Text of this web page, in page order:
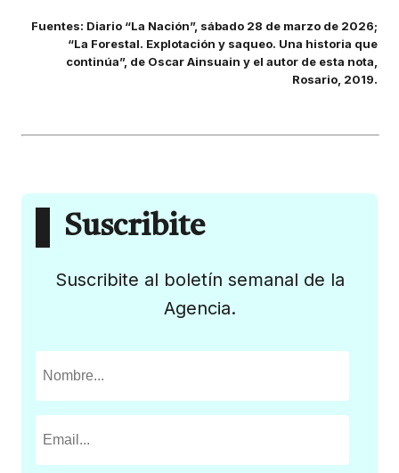
Fuentes: Diario “La Nación”, sábado 28 de marzo de 2026;
“La Forestal. Explotación y saqueo. Una historia que
continúa”, de Oscar Ainsuain y el autor de esta nota,
Rosario, 2019.
Suscribite
Suscribite al boletín semanal de la
Agencia.